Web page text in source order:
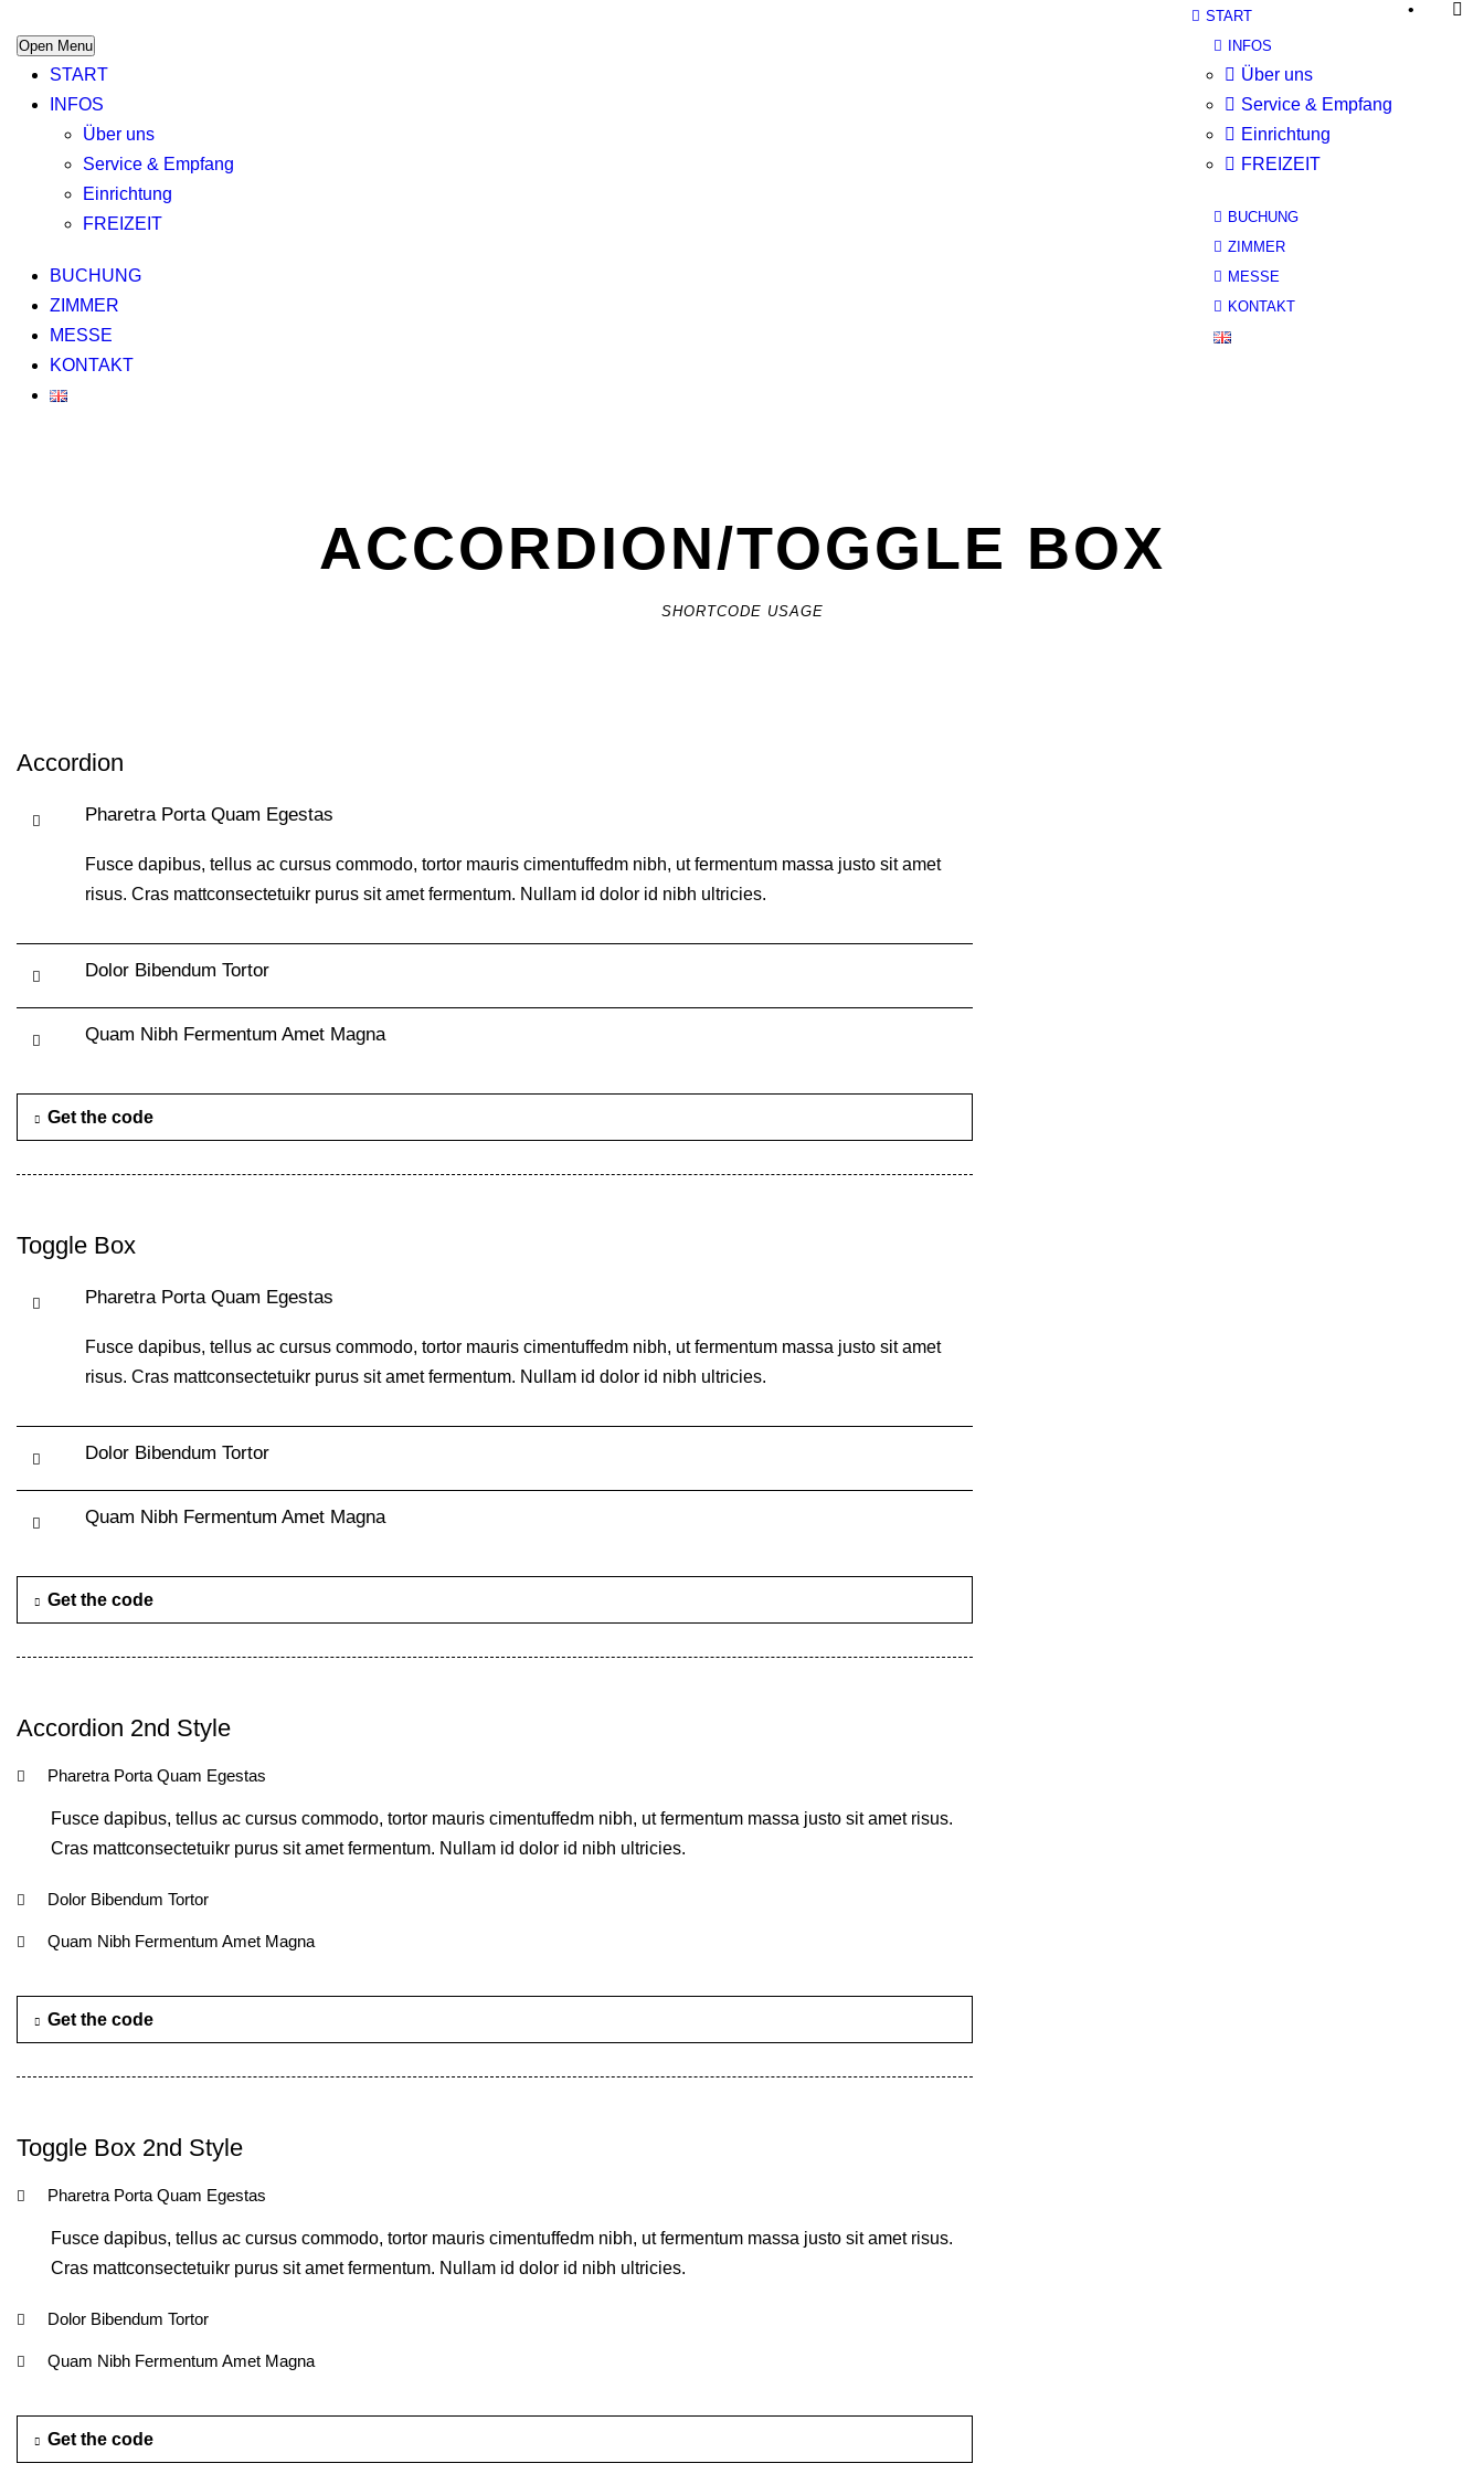
Open Menu
START
INFOS
Über uns
Service & Empfang
Einrichtung
FREIZEIT
BUCHUNG
ZIMMER
MESSE
KONTAKT
START
INFOS
Über uns
Service & Empfang
Einrichtung
FREIZEIT
BUCHUNG
ZIMMER
MESSE
KONTAKT
•
ACCORDION/TOGGLE BOX
SHORTCODE USAGE
Accordion
Pharetra Porta Quam Egestas
Fusce dapibus, tellus ac cursus commodo, tortor mauris cimentuffedm nibh, ut fermentum massa justo sit amet
risus. Cras mattconsectetuikr purus sit amet fermentum. Nullam id dolor id nibh ultricies.
Dolor Bibendum Tortor
Quam Nibh Fermentum Amet Magna
Get the code
Toggle Box
Pharetra Porta Quam Egestas
Fusce dapibus, tellus ac cursus commodo, tortor mauris cimentuffedm nibh, ut fermentum massa justo sit amet
risus. Cras mattconsectetuikr purus sit amet fermentum. Nullam id dolor id nibh ultricies.
Dolor Bibendum Tortor
Quam Nibh Fermentum Amet Magna
Get the code
Accordion 2nd Style
Pharetra Porta Quam Egestas
Fusce dapibus, tellus ac cursus commodo, tortor mauris cimentuffedm nibh, ut fermentum massa justo sit amet risus.
Cras mattconsectetuikr purus sit amet fermentum. Nullam id dolor id nibh ultricies.
Dolor Bibendum Tortor
Quam Nibh Fermentum Amet Magna
Get the code
Toggle Box 2nd Style
Pharetra Porta Quam Egestas
Fusce dapibus, tellus ac cursus commodo, tortor mauris cimentuffedm nibh, ut fermentum massa justo sit amet risus.
Cras mattconsectetuikr purus sit amet fermentum. Nullam id dolor id nibh ultricies.
Dolor Bibendum Tortor
Quam Nibh Fermentum Amet Magna
Get the code